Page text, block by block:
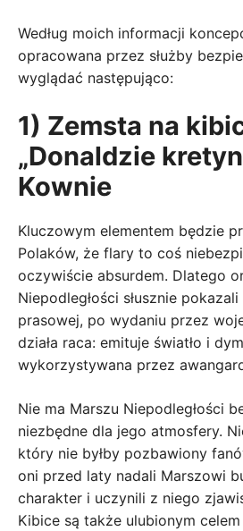
Według moich informacji
opracowana przez służby
wyglądać następująco:
1) Zemsta na
„Donaldzie
Kownie
Kluczowym elementem będzie
Polaków, że flary to coś
oczywiście absurdem. Dlatego
Niepodległości słusznie
prasowej, po wydaniu przez
działa raca: emituje światło i
wykorzystywana przez
Nie ma Marszu Niepodległości
niezbędne dla jego atmosfery.
który nie byłby pozbawiony
oni przed laty nadali Marszowi
charakter i uczynili z niego
Kibice są także ulubionym